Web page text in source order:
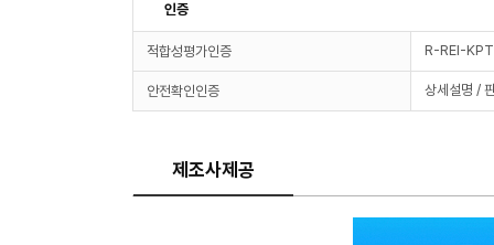
인증
적합성평가인증 R-REI-
안전확인인증 상세설명 /
제조사제공